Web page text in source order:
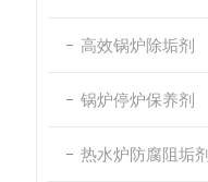
高效锅炉除垢剂
锅炉停炉保养剂
热水炉防腐阻垢剂